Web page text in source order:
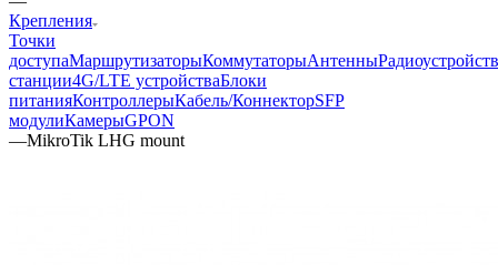
Крепления
Точки
доступаМаршрутизаторыКоммутаторыАнтенны
станции4G/LTE устройстваБлоки
питанияКонтроллерыКабель/КоннекторSFP
модулиКамерыGPON
—MikroTik LHG mount